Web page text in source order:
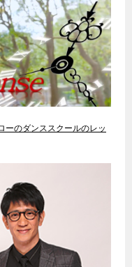
ーのダンススクールのレッ